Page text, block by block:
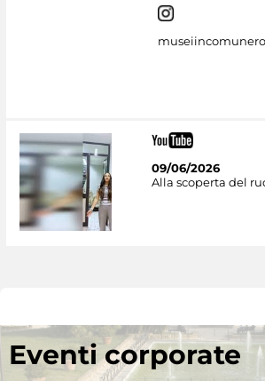
09/06/2026
Alla scoperta del
Eventi corporate